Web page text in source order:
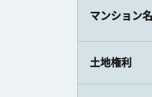
マンション名
土地権利